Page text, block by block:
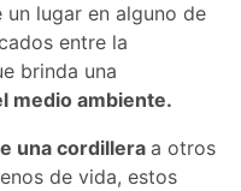
lugar en alguno de
entre la
brinda una
medio ambiente.
una cordillera a otros
de vida, estos